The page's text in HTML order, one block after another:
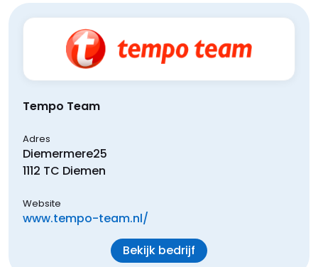
Tempo Team
Adres
Diemermere25
1112 TC Diemen
Website
www.tempo-team.nl/
Bekijk bedrijf